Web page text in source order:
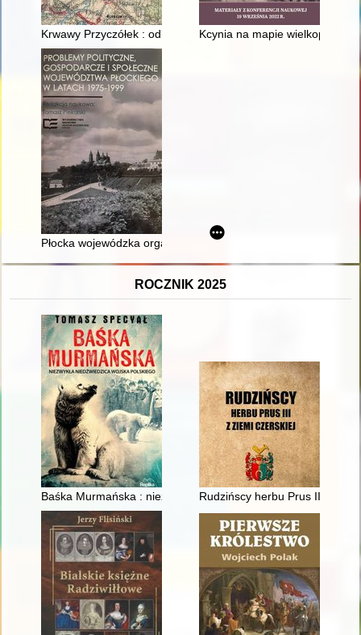
Krwawy Przyczółek : od Żelaznej do Mikolina
Kcynia na mapie
Płocka wojewódzka organizacja Zjednoczonego Stronnictwa
ROCZNIK 2025
Baśka Murmańska : niezwykła niedźwiedzica Wojska Polskiego
Rudzińscy herbu Prus III z